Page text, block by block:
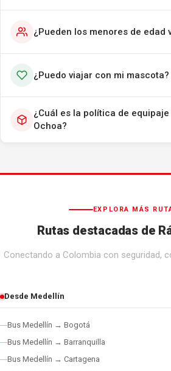
¿Pueden los menores de edad
¿Puedo viajar con mi mascota?
¿Cuál es la política de equipaje
Ochoa?
EXPLORA MÁS
Rutas destacadas de
Conectando a Colombia con seguridad,
Desde Medellín
Bus Medellín → Bogotá
Bus Medellín → Barranquilla
Bus Medellín → Cartagena